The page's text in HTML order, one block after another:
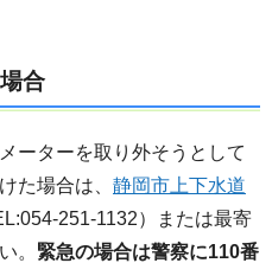
合
ーターを取り外そうとして
た場合は、 静岡市上下水道
251-1132）または最寄
。 緊急の場合は警察に110番